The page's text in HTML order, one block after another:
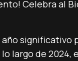
Celebra al
significativo
largo de 2024,